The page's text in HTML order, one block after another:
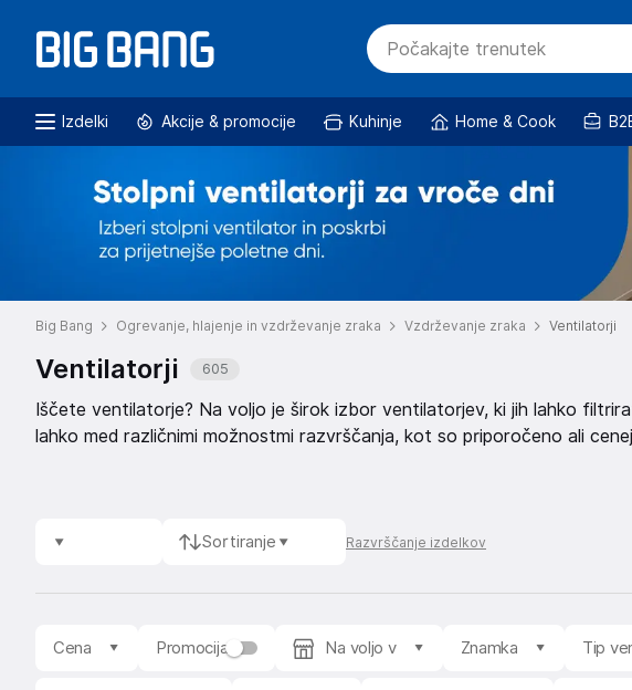
Izdelki Akcije & promocije Kuhinje Home & Cook
Big Bang Ogrevanje, hlajenje in vzdrževanje zraka Vzdrževanje zraka Ventilatorji
Ventilatorji 605
Iščete ventilatorje? Na voljo je širok izbor ventilatorjev, ki jih lahko
lahko med različnimi možnostmi razvrščanja, kot so priporočeno ali
Sortiranje Razvrščanje izdelkov
Cena Promocija Na voljo v Znamka Tip